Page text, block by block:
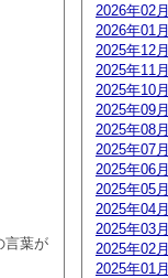
言葉が
2026年02月
2026年01月
2025年12月
2025年11月
2025年10月
2025年09月
2025年08月
2025年07月
2025年06月
2025年05月
2025年04月
2025年03月
2025年02月
2025年01月